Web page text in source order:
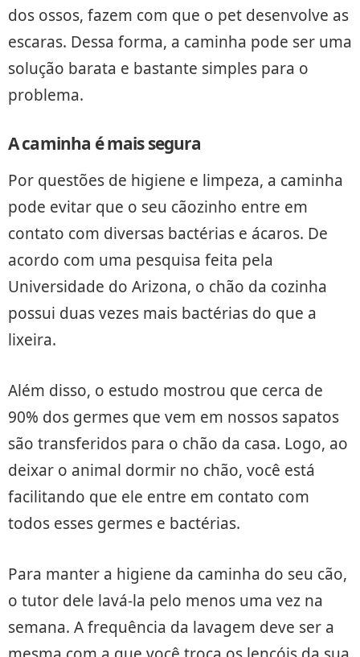
dos ossos, fazem com que o pet desenvolve as
escaras. Dessa forma, a caminha pode ser uma
solução barata e bastante simples para o
problema.
A caminha é mais segura
Por questões de higiene e limpeza, a caminha
pode evitar que o seu cãozinho entre em
contato com diversas bactérias e ácaros. De
acordo com uma pesquisa feita pela
Universidade do Arizona, o chão da cozinha
possui duas vezes mais bactérias do que a
lixeira.
Além disso, o estudo mostrou que cerca de
90% dos germes que vem em nossos sapatos
são transferidos para o chão da casa. Logo, ao
deixar o animal dormir no chão, você está
facilitando que ele entre em contato com
todos esses germes e bactérias.
Para manter a higiene da caminha do seu cão,
o tutor dele lavá-la pelo menos uma vez na
semana. A frequência da lavagem deve ser a